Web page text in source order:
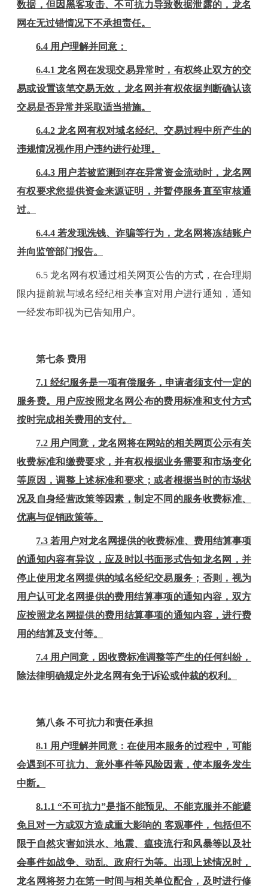
数据，但因黑客攻击、不可抗力导致数据泄露的，龙名
网在无过错情况下不承担责任。
6.4 用户理解并同意：
6.4.1 龙名网在发现交易异常时，有权终止双方的交
易或设置该笔交易无效，龙名网并有权依据判断确认该
交易是否异常并采取适当措施。
6.4.2 龙名网有权对域名经纪、交易过程中所产生的
违规情况视作用户违约进行处理。
6.4.3 用户若被监测到存在异常资金流动时，龙名网
有权要求您提供资金来源证明，并暂停服务直至审核通
过。
6.4.4若发现洗钱、诈骗等行为，龙名网将冻结账户
并向监管部门报告。
6.5 龙名网有权通过相关网页公告的方式，在合理期
限内提前就与域名经纪相关事宜对用户进行通知，通知
一经发布即视为已告知用户。
第七条 费用
7.1 经纪服务是一项有偿服务，申请者须支付一定的
服务费。用户应按照龙名 网公布的费用标准和支付方式
按时完成相关费用的支付。
7.2 用户同意，龙名网将在网站的相关网页公示有关
收费标准和缴费要求，并有权根据业务需要和市场变化
等原因，调整上述标准和要求；或者根据当时的市场状
况及自身经营政策等因素，制定不同的服务收费标准、
优惠与促销政策等。
7.3 若用户对龙名网提供的收费标准、费用结算事项
的通知内容有异议，应及时以书面形式告知龙名网，并
停止使用龙名网提供的域名经纪交易服务；否则，视为
用户认可龙名网提供的费用结算事项的通知内容，双方
应按照龙名网提供的费用结算事项的通知内容，进行费
用的结算及支付等。
7.4 用户同意，因收费标准调整等产生的任何纠纷，
除法律明确规定外龙名网有免于诉讼或仲裁的权利。
第八条 不可抗力和责任承担
8.1 用户理解并同意：在使用本服务的过程中，可能
会遇到不可抗力、意外事件等风险因素，使本服务发生
中断。
8.1.1 “不可抗力”是指不能预见、不能克服并不能避
免且对一方或双方造成重大影响的 客观事件，包括但不
限于自然灾害如洪水、地震、瘟疫流行和风暴等以及社
会事件如战争、动乱、政府行为等。出现上述情况时，
龙名网将努力在第一时间与相关单位配合，及时进行修